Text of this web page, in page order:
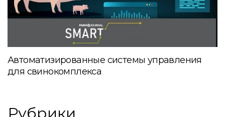
Автоматизированные системы управления
для свинокомплекса
Рубрики